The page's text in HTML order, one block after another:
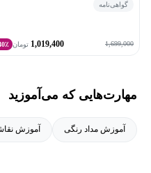
گواهی‌نامه
1,699,000
1,019,400 تومان
مهارت‌هایی که می‌آموزید
آموزش مداد رنگی آموزش